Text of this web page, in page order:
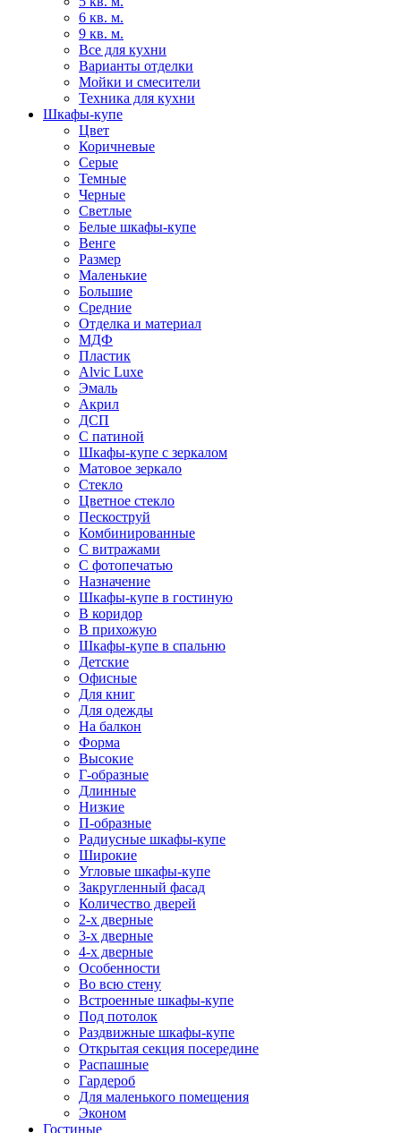
6 кв. м.
9 кв. м.
Все для кухни
Варианты отделки
Мойки и смесители
Техника для кухни
Шкафы-купе
Цвет
Коричневые
Серые
Темные
Черные
Светлые
Белые шкафы-купе
Венге
Размер
Маленькие
Большие
Средние
Отделка и материал
МДФ
Пластик
Alvic Luxe
Эмаль
Акрил
ДСП
С патиной
Шкафы-купе с зеркалом
Матовое зеркало
Стекло
Цветное стекло
Пескоструй
Комбинированные
С витражами
С фотопечатью
Назначение
Шкафы-купе в гостиную
В коридор
В прихожую
Шкафы-купе в спальню
Детские
Офисные
Для книг
Для одежды
На балкон
Форма
Высокие
Г-образные
Длинные
Низкие
П-образные
Радиусные шкафы-купе
Широкие
Угловые шкафы-купе
Закругленный фасад
Количество дверей
2-х дверные
3-х дверные
4-х дверные
Особенности
Во всю стену
Встроенные шкафы-купе
Под потолок
Раздвижные шкафы-купе
Открытая секция посередине
Распашные
Гардероб
Для маленького помещения
Эконом
Гостиные